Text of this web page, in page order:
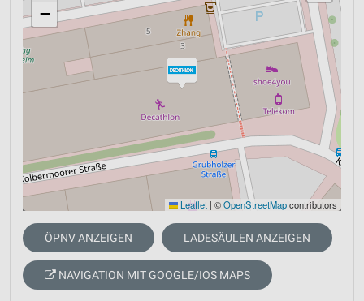
−
Leaflet | ©OpenStreetMapcontributors
ÖPNV ANZEIGEN LADESÄULEN ANZEIGEN
NAVIGATION MIT GOOGLE/IOS MAPS